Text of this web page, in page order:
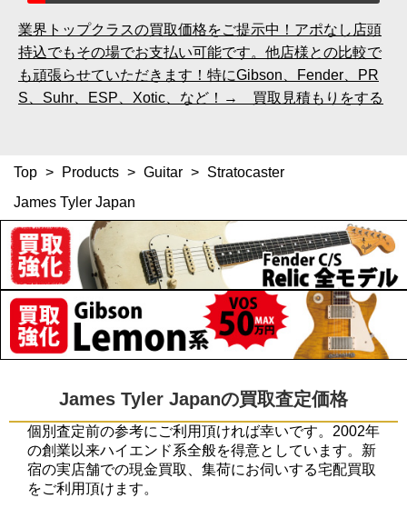
業界トップクラスの買取価格をご提示中！アポなし店頭
持込でもその場でお支払い可能です。他店様との比較で
も頑張らせていただきます！特にGibson、Fender、PR
S、Suhr、ESP、Xotic、など！→ 買取見積もりをする
Top > Products > Guitar > Stratocaster
James Tyler Japan
James Tyler Japanの買取査定価格
個別査定前の参考にご利用頂ければ幸いです。2002年
の創業以来ハイエンド系全般を得意としています。新
宿の実店舗での現金買取、集荷にお伺いする宅配買取
をご利用頂けます。